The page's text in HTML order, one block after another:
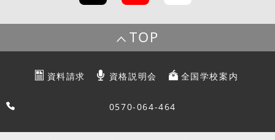
TOP
資料請求 資格説明会 全国学校案内
0570-064-464